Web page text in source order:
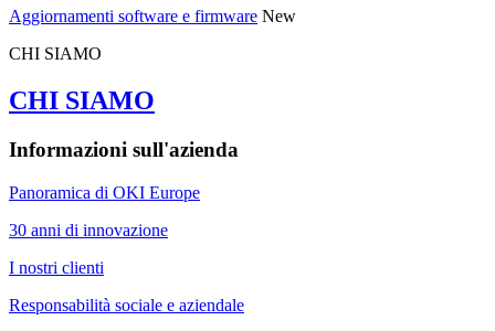
Aggiornamenti software e firmware New
CHI SIAMO
CHI SIAMO
Informazioni sull'azienda
Panoramica di OKI Europe
30 anni di innovazione
I nostri clienti
Responsabilità sociale e aziendale